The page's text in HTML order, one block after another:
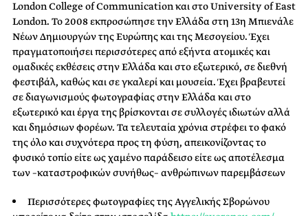
London College of Communication και στο University of East
London. Το 2008 εκπροσώπησε την Ελλάδα στη 13η Mπιενάλε
Νέων Δημιουργών της Ευρώπης και της Μεσογείου. Έχει
πραγματοποιήσει περισσότερες από εξήντα ατομικές και
ομαδικές εκθέσεις στην Ελλάδα και στο εξωτερικό, σε διεθνή
φεστιβάλ, καθώς και σε γκαλερί και μουσεία. Έχει βραβευτεί
σε διαγωνισμούς φωτογραφίας στην Ελλάδα και στο
εξωτερικό και έργα της βρίσκονται σε συλλογές ιδιωτών αλλά
και δημόσιων φορέων. Τα τελευταία χρόνια στρέφει το φακό
της όλο και συχνότερα προς τη φύση, απεικονίζοντας το
φυσικό τοπίο είτε ως χαμένο παράδεισο είτε ως αποτέλεσμα
των –καταστροφικών συνήθως– ανθρώπινων παρεμβάσεων
Περισσότερες φωτογραφίες της Αγγελικής Σβορώνου